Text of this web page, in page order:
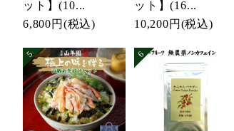
ット】(10...
6,800円 (税込)
ット】(16...
10,200円 (税込)